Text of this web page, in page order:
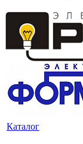
Каталог